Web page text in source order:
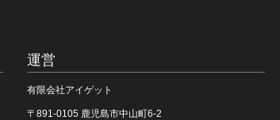
運営
有限会社アイゲット
〒891-0105 鹿児島市中山町6-2